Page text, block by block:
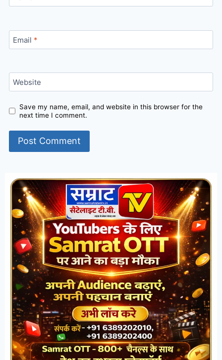
Email *
Website
Save my name, email, and website in this browser for the
next time I comment.